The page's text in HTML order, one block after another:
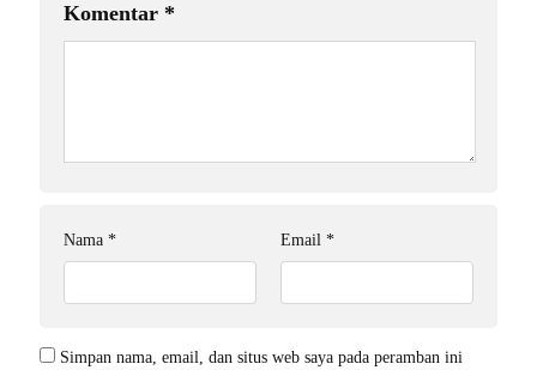
Komentar *
Nama * Email *
Simpan nama, email, dan situs web saya pada peramban ini